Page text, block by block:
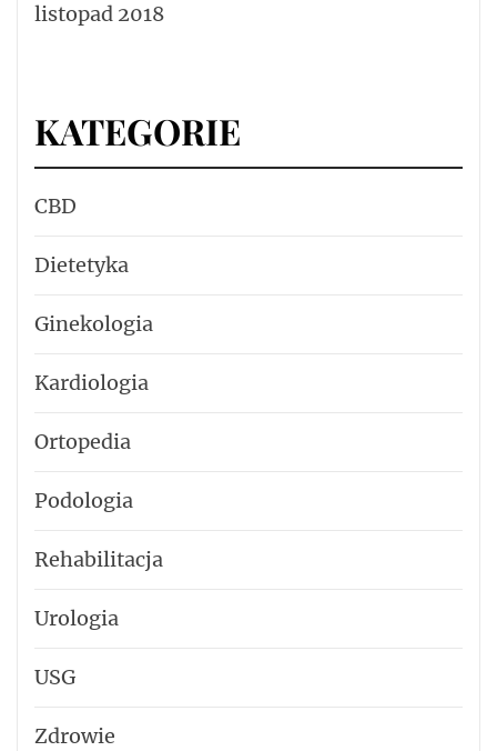
listopad 2018
KATEGORIE
CBD
Dietetyka
Ginekologia
Kardiologia
Ortopedia
Podologia
Rehabilitacja
Urologia
USG
Zdrowie